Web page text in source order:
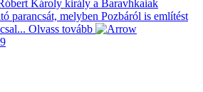
Károly király a Baravhkaiak
parancsát, melyben Pozbáról is említést
Olvass tovább